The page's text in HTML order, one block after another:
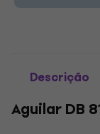
Descrição
Aguilar DB